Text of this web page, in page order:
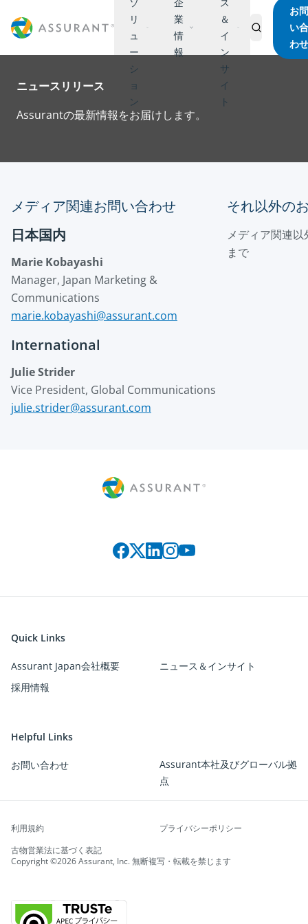
リ
ュ
ー
シ
ョ
ン
業
情
報
＆
イ
ン
サ
イ
ト
お
い
わ
ニュースリリース
Assurantの最新情報をお届けします。
メディア関連お問い合わせ
日本国内
Marie Kobayashi
Manager, Japan Marketing &
Communications
marie.kobayashi@assurant.com
International
Julie Strider
Vice President, Global Communications
julie.strider@assurant.com
それ以外の
メディア関連
まで
Quick Links
Assurant Japan会社概要
ニュース＆インサイト
採用情報
Helpful Links
お問い合わせ
Assurant本社及びグローバル拠
点
Copyright ©2026 Assurant, Inc. 無断複写・転載を禁じます
利用規約
プライバシーポリシー
古物営業法に基づく表記